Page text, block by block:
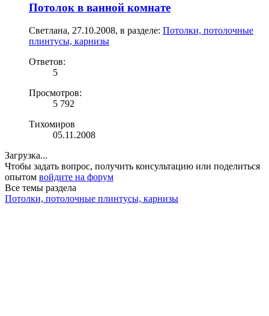
Потолок в ванной комнате
Светлана, 27.10.2008, в разделе: Потолки, потолочные
плинтусы, карнизы
Ответов:
5
Просмотров:
5 792
Тихомиров
05.11.2008
Загрузка...
Чтобы задать вопрос, получить консультацию или поделиться
опытом войдите на форум
Все темы раздела
Потолки, потолочные плинтусы, карнизы